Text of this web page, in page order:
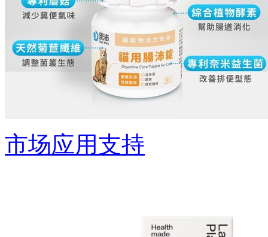
市场应用支持